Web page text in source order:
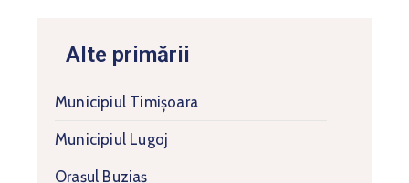
Alte primării
Municipiul Timişoara
Municipiul Lugoj
Orașul Buziaș